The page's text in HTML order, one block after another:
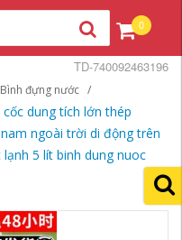
0
Bình đựng nước
dung tích lớn thép
ngoài trời di động trên
5 lít binh dung nuoc
TD-740092463196